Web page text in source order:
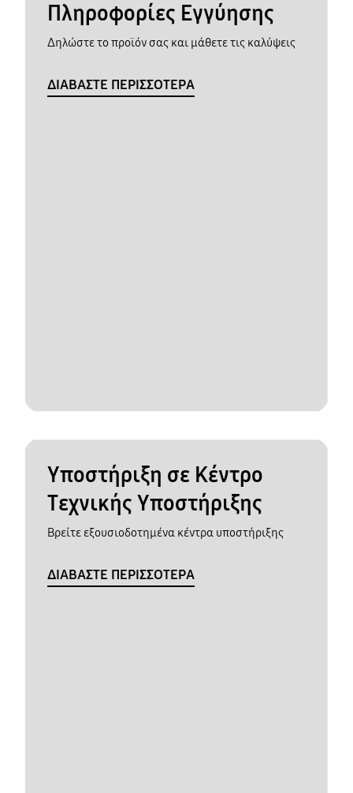
Πληροφορίες Εγγύησης
Δηλώστε το προϊόν σας και μάθετε τις καλύψεις
ΔΙΑΒΑΣΤΕ ΠΕΡΙΣΣΟΤΕΡΑ
Υποστήριξη σε Κέντρο
Τεχνικής Υποστήριξης
Βρείτε εξουσιοδοτημένα κέντρα υποστήριξης
ΔΙΑΒΑΣΤΕ ΠΕΡΙΣΣΟΤΕΡΑ